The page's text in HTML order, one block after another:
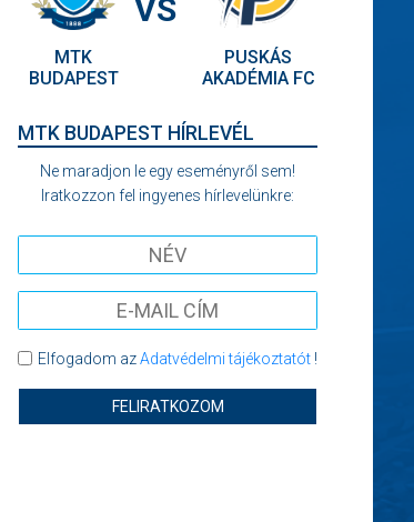
MTK
BUDAPEST
VS
PUSKÁS
AKADÉMIA FC
MTK BUDAPEST HÍRLEVÉL
Ne maradjon le egy eseményről sem!
Iratkozzon fel ingyenes hírlevelünkre:
Elfogadom azAdatvédelmi tájékoztatót!
FELIRATKOZOM